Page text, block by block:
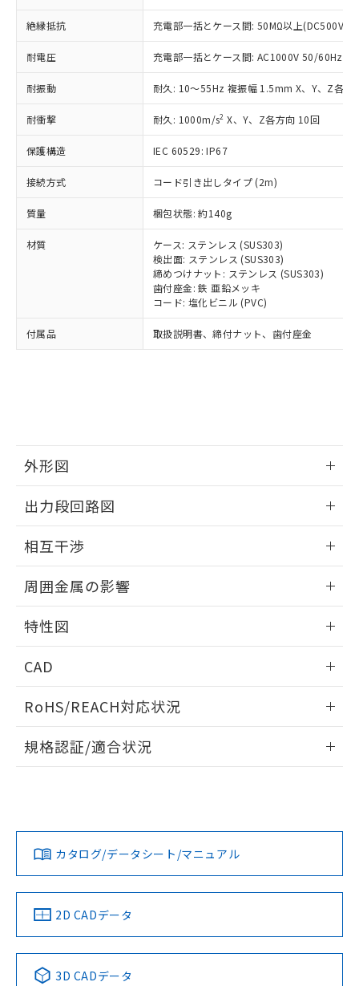
絶縁抵抗 充電部一括とケース間: 50MΩ以上(DC500Vメ
耐電圧 充電部一括とケース間: AC1000V 50/60Hz
耐振動 耐久: 10～55Hz 複振幅 1.5mm X、Y、Z各方
耐衝撃 耐久: 1000m/s2 X、Y、Z各方向 10回
保護構造 IEC 60529: IP67
接続方式 コード引き出しタイプ (2m)
質量 梱包状態: 約140g
材質
ケース: ステンレス (SUS303)
検出面: ステンレス (SUS303)
締めつけナット: ステンレス (SUS303)
歯付座金: 鉄 亜鉛メッキ
コード: 塩化ビニル (PVC)
付属品 取扱説明書、締付ナット、歯付座金
外形図
外形図
出力段回路図
出力段回路図
タイムチャート
相互干渉
相互干渉
A: 45mm以上、B: 40mm以上
周囲金属の影響
周囲金属の影響
L: 12mm以上、φd: 70mm以上、D: 12mm以上、m: 24mm
以上、n: 70mm以上
金属埋め込み
特性図
検出物体の大きさと材質による影響
検出領域
CAD
ドすることができます。
ログイン/会員登録
ダウンロードデータをご利用いただく前に、以下を必ずお読
みください。
ソフトウェアの使用条件
RoHS/REACH対応状況
EU RoHS 注意事項・凡例
対応済み
中国 RoHS 注意事項・凡例
規格認証/適合状況
LR型式承認
（イギリス
船舶規格）
DNV型式承認
（ノルウェー
BV型式承認
（フランス
KR型式
（韓国
No No No No
カタログ/データシート/マニュアル
2D CADデータ
3D CADデータ
在庫状況および標準価格照会結果は、
記載している更新日時点での社内デー
タに基づき作成されるものであり、閲
覧された時点での実際の在庫および標
準価格とは異なる場合があることをご
了承ください。
正式な納期状況および標準価格はお客
様のお取引先、またはお客様担当のオ
ムロン制御機器販売店・当社販売員に
ご相談ください。
オムロン制御機器販売店や当社販売拠
販売ネットワーク
」をご確認
在庫状況および標準価格結果を当社の
事前の承諾なく第三者に漏洩または開
示しないようお願いします。
マイパーツ機能（部品リスト作成サー
ビス）をご利用いただくには、I-Web
メンバーズにご登録されている必要が
お客様が当ウェブサイト上で当社にご
※当社の共同利用者とは、"個人情報
用者の範囲」に記載されている法人を
指します。
*EU RoHS指令（10物質）：
鉛(Pb) 1000ppm以下、 水銀(Hg) 1000ppm以下、 カド
ミウム(Cd) 100ppm以下、
六価クロム(Cr(Ⅵ)) 1000ppm以下、ポリ臭化ビフェニル
類(PBB) 1000ppm以下、ポリ臭化ジフェニルエーテル類
ル) (DEHP)(別名：DOP) 1000ppm以下、フタル酸ブチ
ルベンジル（BBP） 1000ppm以下、フタル酸ジブチル
（DBP） 1000ppm以下、フタル酸ジイソブチル
(DIBP) 1000ppm以下
但し、RoHS指令で産業用監視および制御機器に対する
適用除外項目は除く。
フタル酸エステル類の４物質については閾値を超える意
図的な使用がないことを確認しています。
※2 対応予定月
部品在庫の切り替え状況などにより、予定
月が前後することがあります。
EU RoHS指令（10物質）の非含有証明書
51物質の非含有証明書（当社基準）
ものではありません。
また、RoHS指令のフタル酸エステル類４
物質の対応では、対応完了までの期間は出
荷製品に未対応品が混在することから備考
欄に対応日を記載しておりました。
既に当社にて対応品への在庫切替を完了
り、2022年1月12日より割愛しておりま
す。
い合わせください。
*中国RoHS10物質の基準値 (GB/T26572)：
Pb(鉛) :1000ppm、 Hg(水銀) : 1000ppm、 Cd(カドミウ
Cr(Ⅵ)(六価クロム) : 1000ppm、 PBBs(ポリ臭化ビフェ
ニル類) : 1000ppm、 PBDEs(ポリ臭化ジフェニルエーテ
DBP(フタル酸ジブチル) : 1000ppm、 DIBP(フタル酸ジ
イソブチル) : 1000ppm、 BBP(フタル酸ブチルベンジ
ル) : 1000ppm、
※2 環境保護使用期限
「ｅ」：有害物質（10物質）のすべてが基
準値以下であることを示します。
「10」：通常の使用状況下において有害物
質が外部に漏えいし、環境に深刻な影響を
及ぼさない年数を意味します。
「－」：未確認です。当社販売部門へお問
い合わせください。
為替および外国貿易法に定める商品
（以下｢規制貨物等」という）を輸出
または国外への提供する場合は、日本
国政府の輸出許可(または役務取引許
可)を取得するなどの必要な手続きを
当社は規制貨物を破棄する場合は、完
全に破砕するなど、違法に輸出されな
当社は貴社製品を、核兵器、ミサイ
ル、化学兵器、生物兵器またはその他
武器並びにこれらの製造装置等に一切
使用いたしません。
当社は、貴社製品を第三者に販売する
場合は、上記1、2および3の内容を当
該第三者に通知します。また当社は、
販売先および販売に係わる関係者が違
法に輸出するおそれがある場合は、取
り引きをいたしません。
一定数以上の在庫あり
一定数には満たないが在庫あり
在庫なし(最新の在庫状況につ
いては、お客様のお取引先、ま
たはお客様担当のオムロン制御
機器販売店・当社販売員にご確
認ください)
受注生産機種、また在庫状況の
情報を公開していない機種